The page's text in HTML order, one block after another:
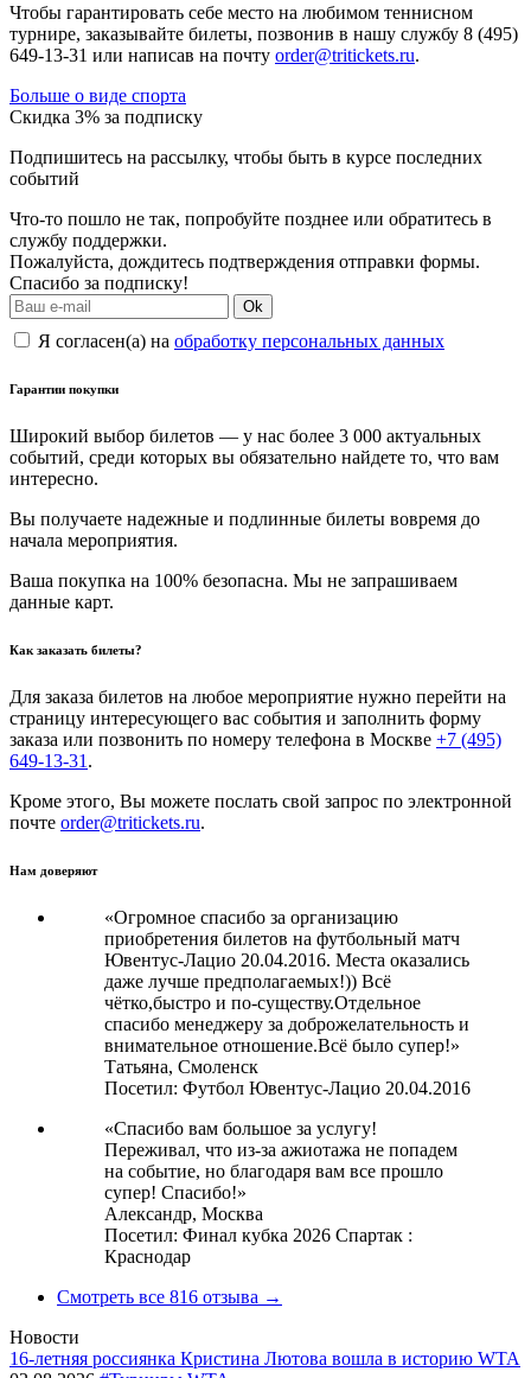
Чтобы гарантировать себе место на любимом теннисном
турнире, заказывайте билеты, позвонив в нашу службу 8 (495)
649-13-31 или написав на почту order@tritickets.ru.
Больше о виде спорта
Скидка 3% за подписку
Подпишитесь на рассылку, чтобы быть в курсе последних
событий
Что-то пошло не так, попробуйте позднее или обратитесь в
службу поддержки.
Пожалуйста, дождитесь подтверждения отправки формы.
Спасибо за подписку!
Ok
Я согласен(а) на обработку персональных данных
Гарантии покупки
Широкий выбор билетов — у нас более 3 000 актуальных
событий, среди которых вы обязательно найдете то, что вам
интересно.
Вы получаете надежные и подлинные билеты вовремя до
начала мероприятия.
Ваша покупка на 100% безопасна. Мы не запрашиваем
данные карт.
Как заказать билеты?
Для заказа билетов на любое мероприятие нужно перейти на
страницу интересующего вас события и заполнить форму
заказа или позвонить по номеру телефона в Москве +7 (495)
649-13-31 .
Кроме этого, Вы можете послать свой запрос по электронной
почте order@tritickets.ru.
Нам доверяют
«Огромное спасибо за организацию
приобретения билетов на футбольный матч
Ювентус-Лацио 20.04.2016. Места оказались
даже лучше предполагаемых!)) Всё
чётко,быстро и по-существу.Отдельное
спасибо менеджеру за доброжелательность и
внимательное отношение.Всё было супер!»
Татьяна, Смоленск
Посетил: Футбол Ювентус-Лацио 20.04.2016
«Спасибо вам большое за услугу!
Переживал, что из-за ажиотажа не попадем
на событие, но благодаря вам все прошло
супер! Спасибо!»
Александр, Москва
Посетил: Финал кубка 2026 Спартак :
Краснодар
Смотреть все 816 отзыва →
Новости
16-летняя россиянка Кристина Лютова вошла в историю WTA